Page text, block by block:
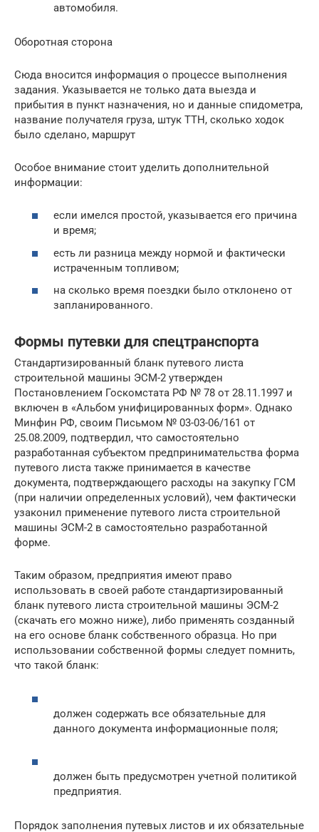
автомобиля.
Оборотная сторона
Сюда вносится информация о процессе выполнения
задания. Указывается не только дата выезда и
прибытия в пункт назначения, но и данные спидометра,
название получателя груза, штук ТТН, сколько ходок
было сделано, маршрут
Особое внимание стоит уделить дополнительной
информации:
если имелся простой, указывается его причина
и время;
есть ли разница между нормой и фактически
истраченным топливом;
на сколько время поездки было отклонено от
запланированного.
Формы путевки для спецтранспорта
Стандартизированный бланк путевого листа
строительной машины ЭСМ-2 утвержден
Постановлением Госкомстата РФ № 78 от 28.11.1997 и
включен в «Альбом унифицированных форм». Однако
Минфин РФ, своим Письмом № 03-03-06/161 от
25.08.2009, подтвердил, что самостоятельно
разработанная субъектом предпринимательства форма
путевого листа также принимается в качестве
документа, подтверждающего расходы на закупку ГСМ
(при наличии определенных условий), чем фактически
узаконил применение путевого листа строительной
машины ЭСМ-2 в самостоятельно разработанной
форме.
Таким образом, предприятия имеют право
использовать в своей работе стандартизированный
бланк путевого листа строительной машины ЭСМ-2
(скачать его можно ниже), либо применять созданный
на его основе бланк собственного образца. Но при
использовании собственной формы следует помнить,
что такой бланк:
должен содержать все обязательные для
данного документа информационные поля;
должен быть предусмотрен учетной политикой
предприятия.
Порядок заполнения путевых листов и их обязательные